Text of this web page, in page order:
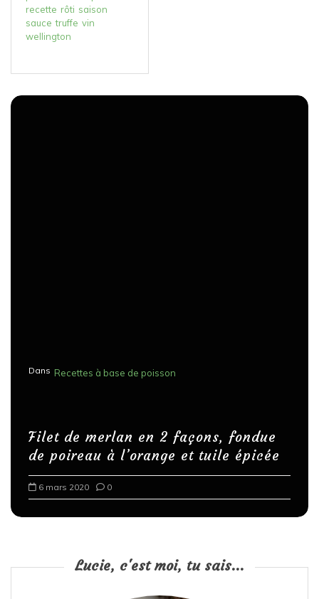
recette rôti saison
sauce truffe vin
wellington
Dans Recettes à base de poisson
Filet de merlan en 2 façons, fondue
de poireau à l’orange et tuile épicée
6 mars 2020 0
Lucie, c'est moi, tu sais...